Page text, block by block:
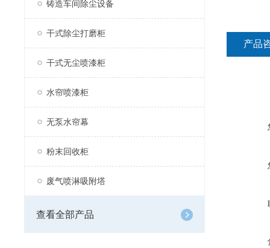
铸造车间除尘设备
干式除尘打磨柜
干式无尘喷漆柜
水帘喷漆柜
无泵水帘幕
粉末回收柜
废气喷淋吸附塔
查看全部产品
产品